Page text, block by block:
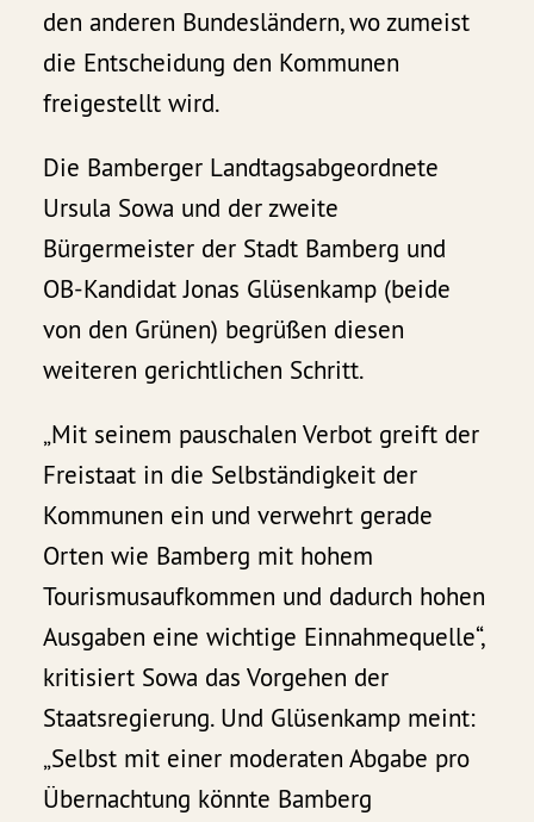
den anderen Bundesländern, wo zumeist
die Entscheidung den Kommunen
freigestellt wird.
Die Bamberger Landtagsabgeordnete
Ursula Sowa und der zweite
Bürgermeister der Stadt Bamberg und
OB-Kandidat Jonas Glüsenkamp (beide
von den Grünen) begrüßen diesen
weiteren gerichtlichen Schritt.
„Mit seinem pauschalen Verbot greift der
Freistaat in die Selbständigkeit der
Kommunen ein und verwehrt gerade
Orten wie Bamberg mit hohem
Tourismusaufkommen und dadurch hohen
Ausgaben eine wichtige Einnahmequelle“,
kritisiert Sowa das Vorgehen der
Staatsregierung. Und Glüsenkamp meint:
„Selbst mit einer moderaten Abgabe pro
Übernachtung könnte Bamberg